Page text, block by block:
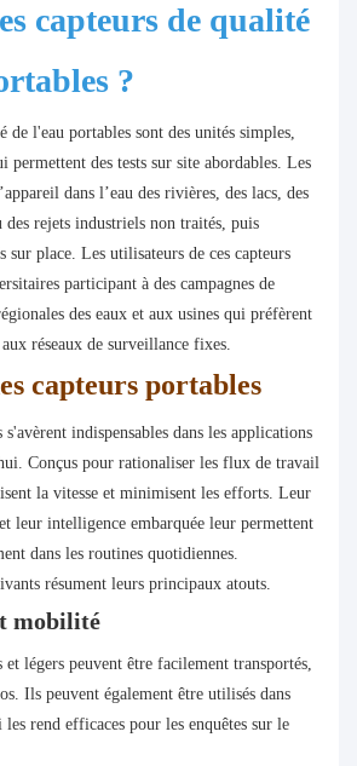
capteurs de qualité
?
de l'eau portables sont des unités simples,
permettent des tests sur site abordables. Les
dans l’eau des rivières, des lacs, des
des rejets industriels non traités, puis
sur place. Les utilisateurs de ces capteurs
participant à des campagnes de
des eaux et aux usines qui préfèrent
réseaux de surveillance fixes.
capteurs portables
s'avèrent indispensables dans les applications
Conçus pour rationaliser les flux de travail
la vitesse et minimisent les efforts. Leur
leur intelligence embarquée leur permettent
dans les routines quotidiennes.
résument leurs principaux atouts.
mobilité
et légers peuvent être facilement transportés,
Ils peuvent également être utilisés dans
rend efficaces pour les enquêtes sur le